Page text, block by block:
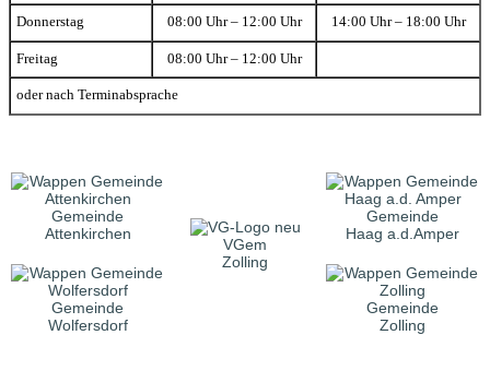
Donnerstag 08:00 Uhr – 12:00 Uhr 14:00 Uhr – 18:00 Uhr
Freitag 08:00 Uhr – 12:00 Uhr
oder nach Terminabsprache
Gemeinde
Attenkirchen
VGem
Zolling
Gemeinde
Haag a.d.Amper
Gemeinde
Wolfersdorf
Gemeinde
Zolling